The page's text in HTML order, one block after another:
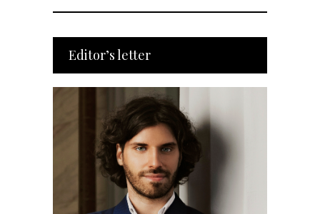
Editor’s letter